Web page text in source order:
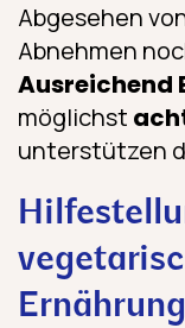
Abgesehen
Abnehmen
Ausreichend
möglichst
unterstützen